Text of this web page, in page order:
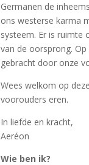
Germanen de
ons westerse karma
systeem. Er is ruimte
van de oorsprong.
gebracht door onze
Wees welkom op
voorouders eren.
In liefde en kracht,
Aeréon
Wie ben ik?